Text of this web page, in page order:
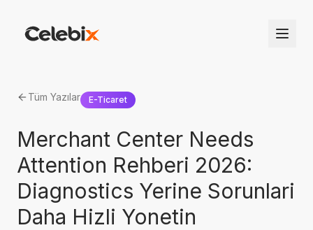
Tüm Yazılar E-Ticaret
Merchant Center Needs
Attention Rehberi 2026:
Diagnostics Yerine Sorunlari
Daha Hizli Yonetin